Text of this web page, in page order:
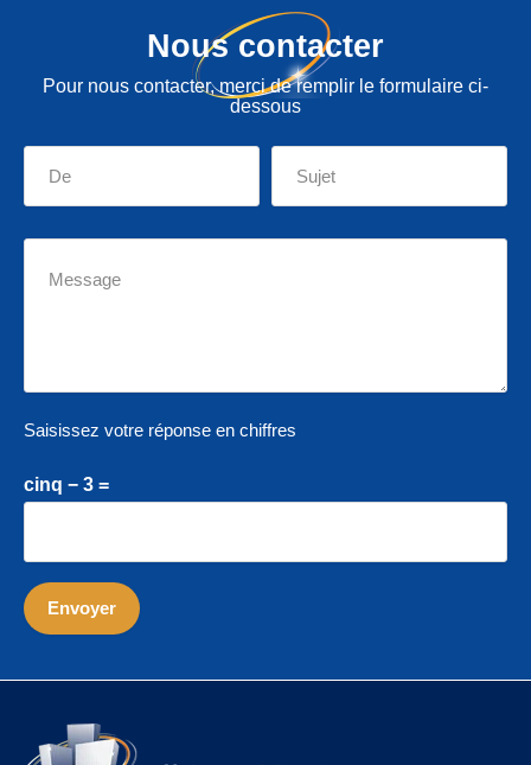
Nous contacter
Pour nous contacter, merci de remplir le formulaire ci-
dessous
Saisissez votre réponse en chiffres
cinq − 3 =